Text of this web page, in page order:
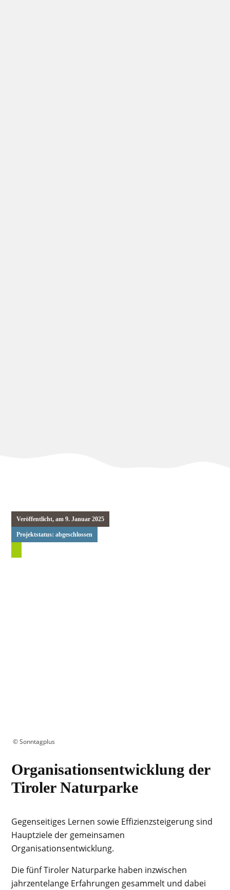
Veröffentlicht, am9. Januar 2025
Projektstatus:abgeschlossen
©Sonntagplus
Organisationsentwicklung der
Tiroler Naturparke
Gegenseitiges Lernen sowie Effizienzsteigerung sind
Hauptziele der gemeinsamen
Organisationsentwicklung.
Die fünf Tiroler Naturparke haben inzwischen
jahrzentelange Erfahrungen gesammelt und dabei